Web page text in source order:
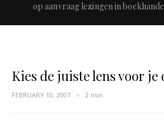
op aanvraag lezingen in
Kies de juiste lens voor je
FEBRUARY 10, 2007 2 min